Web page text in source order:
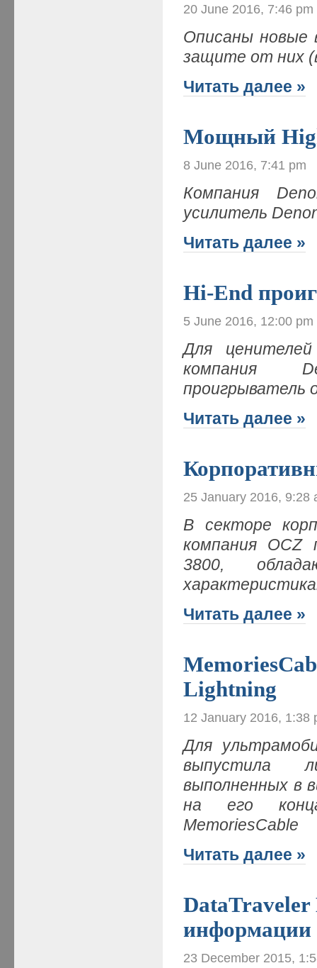
20 June 2016, 7:46 pm
Описаны новые
защите от них
Читать далее »
Мощный
8 June 2016, 7:41 pm
Компания
усилитель
Читать далее »
Hi-End
5 June 2016, 12:00 pm
Для ценителей
компания
проигрыватель
Читать далее »
25 January 2016, 9:28
В секторе
компания OCZ
3800,
Читать далее »
Lightning
12 January 2016, 1:38
Для
выпустила
выполненных в
на его
MemoriesCable
Читать далее »
информации
23 December 2015,